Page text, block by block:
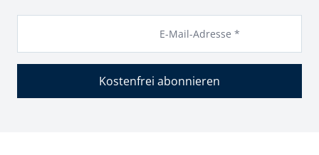
E-Mail-Adresse *
Kostenfrei abonnieren